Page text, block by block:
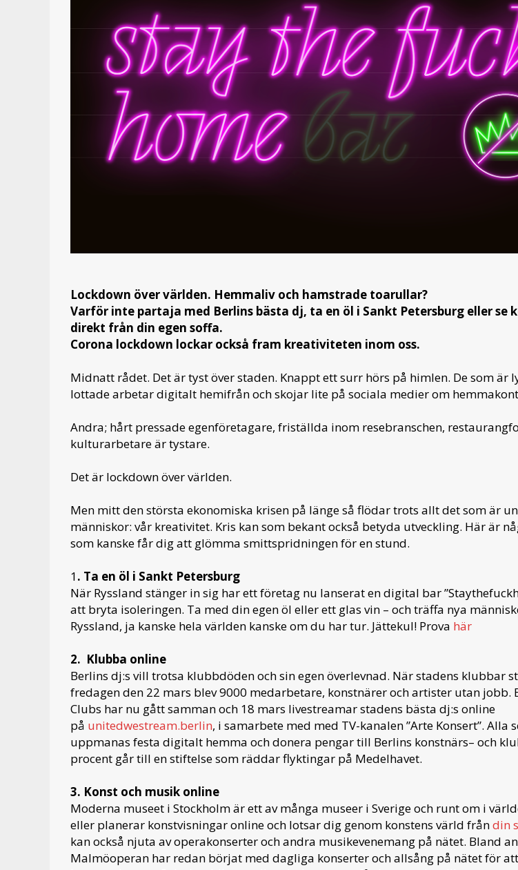
Lockdown över världen. Hemmaliv och hamstrade toarullar?
Varför inte partaja med Berlins bästa dj, ta en öl i Sankt Petersburg eller se
direkt från din egen soffa.
Corona lockdown lockar också fram kreativiteten inom oss.
Midnatt rådet. Det är tyst över staden. Knappt ett surr hörs på himlen. De som är
lottade arbetar digitalt hemifrån och skojar lite på sociala medier om
Andra; hårt pressade egenföretagare, friställda inom resebranschen,
kulturarbetare är tystare.
Det är lockdown över världen.
Men mitt den största ekonomiska krisen på länge så flödar trots allt det som är
människor: vår kreativitet. Kris kan som bekant också betyda utveckling. Här är
som kanske får dig att glömma smittspridningen för en stund.
1. Ta en öl i Sankt Petersburg
När Ryssland stänger in sig har ett företag nu lanserat en digital bar
att bryta isoleringen. Ta med din egen öl eller ett glas vin – och träffa nya
Ryssland, ja kanske hela världen kanske om du har tur. Jättekul! Prova här
2. Klubba online
Berlins dj:s vill trotsa klubbdöden och sin egen överlevnad. När stadens klubbar
fredagen den 22 mars blev 9000 medarbetare, konstnärer och artister utan jobb.
Clubs har nu gått samman och 18 mars livestreamar stadens bästa dj:s online
på unitedwestream.berlin, i samarbete med med TV-kanalen ”Arte Konsert”. Alla
uppmanas festa digitalt hemma och donera pengar till Berlins konstnärs– och
procent går till en stiftelse som räddar flyktingar på Medelhavet.
3. Konst och musik online
Moderna museet i Stockholm är ett av många museer i Sverige och runt om i
eller planerar konstvisningar online och lotsar dig genom konstens värld fråndin
kan också njuta av operakonserter och andra musikevenemang på nätet. Bland
Malmöoperan har redan börjat med dagliga konserter och allsång på nätet för